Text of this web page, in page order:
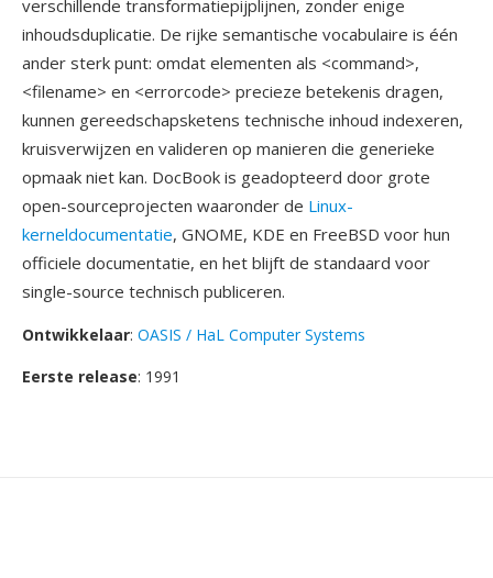
verschillende transformatiepijplijnen, zonder enige
inhoudsduplicatie. De rijke semantische vocabulaire is één
ander sterk punt: omdat elementen als <command>,
<filename> en <errorcode> precieze betekenis dragen,
kunnen gereedschapsketens technische inhoud indexeren,
kruisverwijzen en valideren op manieren die generieke
opmaak niet kan. DocBook is geadopteerd door grote
open-sourceprojecten waaronder de Linux-
kerneldocumentatie, GNOME, KDE en FreeBSD voor hun
officiele documentatie, en het blijft de standaard voor
single-source technisch publiceren.
Ontwikkelaar: OASIS / HaL Computer Systems
Eerste release: 1991